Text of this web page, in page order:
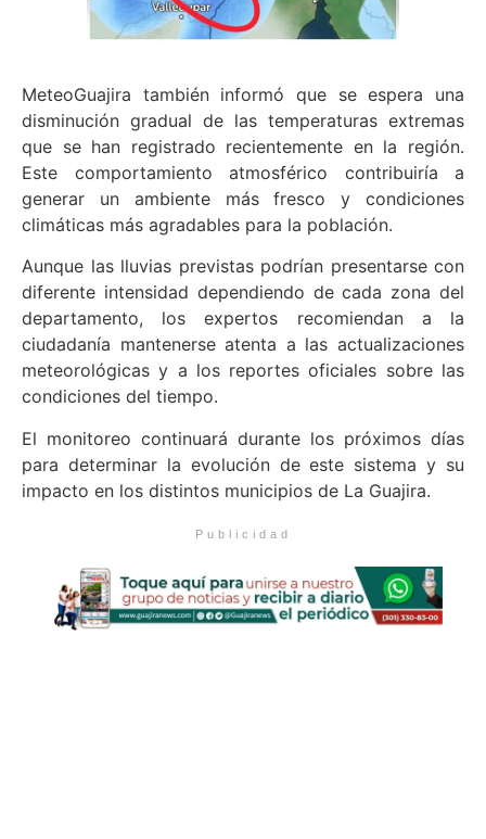
MeteoGuajira también informó que se espera una
disminución gradual de las temperaturas extremas
que se han registrado recientemente en la región.
Este comportamiento atmosférico contribuiría a
generar un ambiente más fresco y condiciones
climáticas más agradables para la población.
Aunque las lluvias previstas podrían presentarse con
diferente intensidad dependiendo de cada zona del
departamento, los expertos recomiendan a la
ciudadanía mantenerse atenta a las actualizaciones
meteorológicas y a los reportes oficiales sobre las
condiciones del tiempo.
El monitoreo continuará durante los próximos días
para determinar la evolución de este sistema y su
impacto en los distintos municipios de La Guajira.
Publicidad